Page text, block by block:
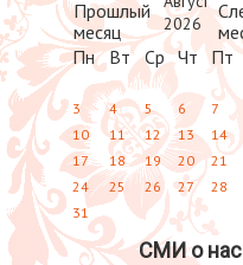
2026
Пн Вт Ср Чт Пт
3 4 5 6 7
10 11 12 13 14
17 18 19 20 21
24 25 26 27 28
31
СМИ о нас